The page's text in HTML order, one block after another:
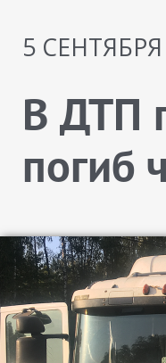
5 СЕНТЯБРЯ
В ДТП
погиб